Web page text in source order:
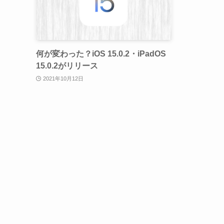
何が変わった？iOS 15.0.2・iPadOS
15.0.2がリリース
2021年10月12日